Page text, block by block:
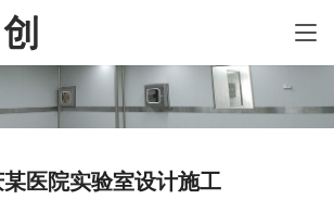
医院实验室设计施工